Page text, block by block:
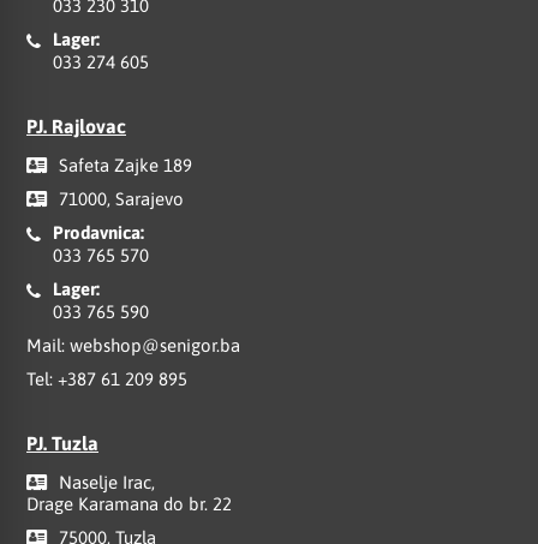
033 230 310
Lager:
033 274 605
PJ. Rajlovac
Safeta Zajke 189
71000, Sarajevo
Prodavnica:
033 765 570
Lager:
033 765 590
Mail: webshop@senigor.ba
Tel: +387 61 209 895
PJ. Tuzla
Naselje Irac,
Drage Karamana do br. 22
75000, Tuzla